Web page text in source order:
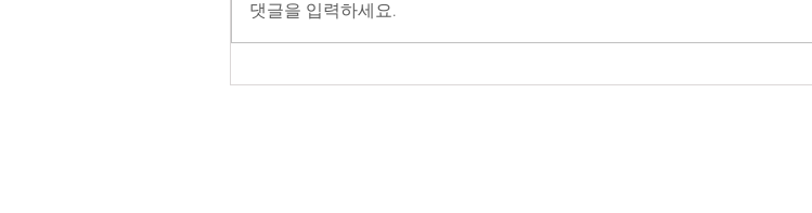
댓글을 입력하세요.